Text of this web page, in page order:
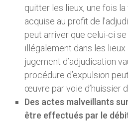
quitter les lieux, une fois
acquise au profit de
peut arriver que celui-ci
illégalement dans les
jugement d’adjudication
procédure d’expulsion
œuvre par voie d’huissier
Des actes malveillants
être effectués par le